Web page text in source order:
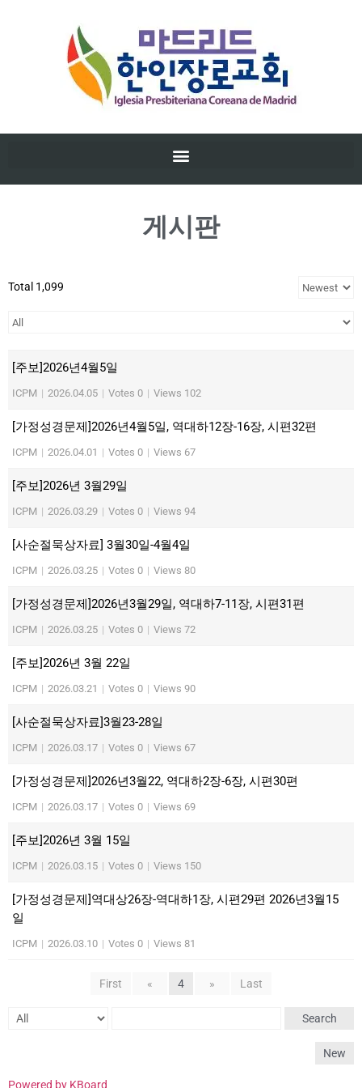
게시판
Total 1,099
[주보]2026년4월5일
ICPM | 2026.04.05 | Votes 0 | Views 102
[가정성경문제]2026년4월5일, 역대하12장-16장, 시편32편
ICPM | 2026.04.01 | Votes 0 | Views 67
[주보]2026년 3월29일
ICPM | 2026.03.29 | Votes 0 | Views 94
[사순절묵상자료] 3월30일-4월4일
ICPM | 2026.03.25 | Votes 0 | Views 80
[가정성경문제]2026년3월29일, 역대하7-11장, 시편31편
ICPM | 2026.03.25 | Votes 0 | Views 72
[주보]2026년 3월 22일
ICPM | 2026.03.21 | Votes 0 | Views 90
[사순절묵상자료]3월23-28일
ICPM | 2026.03.17 | Votes 0 | Views 67
[가정성경문제]2026년3월22, 역대하2장-6장, 시편30편
ICPM | 2026.03.17 | Votes 0 | Views 69
[주보]2026년 3월 15일
ICPM | 2026.03.15 | Votes 0 | Views 150
[가정성경문제]역대상26장-역대하1장, 시편29편 2026년3월15
일
ICPM | 2026.03.10 | Votes 0 | Views 81
First « 4 » Last
Search
New
Powered by KBoard